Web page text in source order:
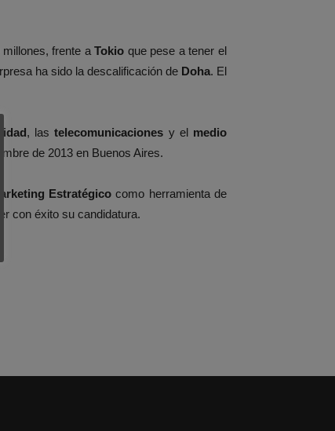
millones, frente aTokio que pese a tener el
ha sido la descalificación de Doha. El
, lastelecomunicaciones y el medio
de 2013 en Buenos Aires.
Estratégico como herramienta de
con éxito su candidatura.